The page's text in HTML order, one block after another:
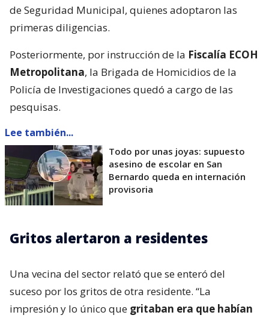
de Seguridad Municipal, quienes adoptaron las
primeras diligencias.
Posteriormente, por instrucción de la Fiscalía ECOH
Metropolitana, la Brigada de Homicidios de la
Policía de Investigaciones quedó a cargo de las
pesquisas.
Lee también...
Todo por unas joyas: supuesto
asesino de escolar en San
Bernardo queda en internación
provisoria
Gritos alertaron a residentes
Una vecina del sector relató que se enteró del
suceso por los gritos de otra residente. “La
impresión y lo único que gritaban era que habían